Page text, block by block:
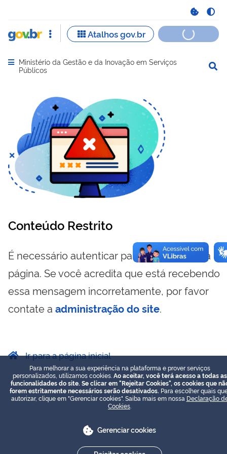
Abrir menu principal de navegação
Ministério da Gestão e da Inovação em Serviços
Públicos
Conteúdo Restrito
É necessário autenticar para visualizar essa
página. Se você acredita que está recebendo
essa mensagem incorretamente, por favor
contate a administração do site.
Ir para a página inicial
Para melhorar a sua experiência na plataforma e prover serviços
personalizados, utilizamos cookies. Ao aceitar, você terá acesso a todas as
funcionalidades do site. Se clicar em "Rejeitar Cookies", os cookies que
forem estritamente necessários serão desativados. Para escolher quais
autorizar, clique em "Gerenciar cookies". Saiba mais em nossa Declaração
Cookies
Gerenciar cookies